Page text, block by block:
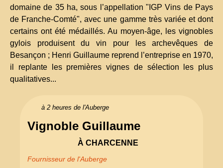
domaine de 35 ha, sous l’appellation "IGP Vins de Pays
de Franche-Comté", avec une gamme très variée et dont
certains ont été médaillés. Au moyen-âge, les vignobles
gylois produisent du vin pour les archevêques de
Besançon ; Henri Guillaume reprend l’entreprise en 1970,
il replante les premières vignes de sélection les plus
qualitatives...
Vignoble Guillaume
À CHARCENNE
Fournisseur de l'Auberge
à 2 heures de l'Auberge